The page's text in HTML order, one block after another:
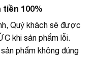
nhận sản phẩm
dẫn sử dụng, vui
Để shop có thể
hơn ạ
100%
Quý khách sẽ được
khi sản phẩm lỗi.
phẩm không đúng